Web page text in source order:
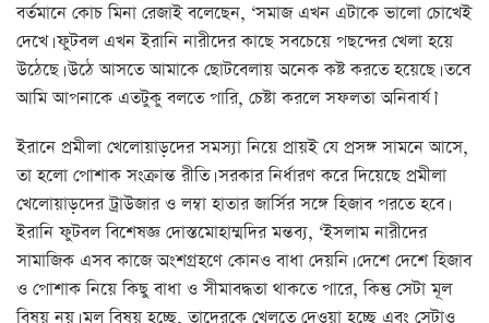
বর্তমানে কোচ মিনা রেজাই বলেছেন, ‘সমাজ এখন এটাকে ভালো চোখেই
দেখে। ফুটবল এখন ইরানি নারীদের কাছে সবচেয়ে পছন্দের খেলা হয়ে
উঠেছে। উঠে আসতে আমাকে ছোটবেলায় অনেক কষ্ট করতে হয়েছে। তবে
আমি আপনাকে এতটুকু বলতে পারি, চেষ্টা করলে সফলতা অনিবার্য।’
ইরানে প্রমীলা খেলোয়াড়দের সমস্যা নিয়ে প্রায়ই যে প্রসঙ্গ সামনে আসে,
তা হলো পোশাক সংক্রান্ত রীতি। সরকার নির্ধারণ করে দিয়েছে প্রমীলা
খেলোয়াড়দের ট্রাউজার ও লম্বা হাতার জার্সির সঙ্গে হিজাব পরতে হবে।
ইরানি ফুটবল বিশেষজ্ঞ দোস্তমোহাম্মদির মন্তব্য, ‘ইসলাম নারীদের
সামাজিক এসব কাজে অংশগ্রহণে কোনও বাধা দেয়নি। দেশে দেশে হিজাব
ও পোশাক নিয়ে কিছু বাধা ও সীমাবদ্ধতা থাকতে পারে, কিন্তু সেটা মূল